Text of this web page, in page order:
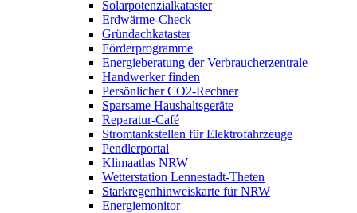
Solarpotenzialkataster
Erdwärme-Check
Gründachkataster
Förderprogramme
Energieberatung der Verbraucherzentrale
Handwerker finden
Persönlicher CO2-Rechner
Sparsame Haushaltsgeräte
Reparatur-Café
Stromtankstellen für Elektrofahrzeuge
Pendlerportal
Klimaatlas NRW
Wetterstation Lennestadt-Theten
Starkregenhinweiskarte für NRW
Energiemonitor